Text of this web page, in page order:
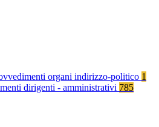
organi indirizzo-politico 1
dirigenti - amministrativi 785